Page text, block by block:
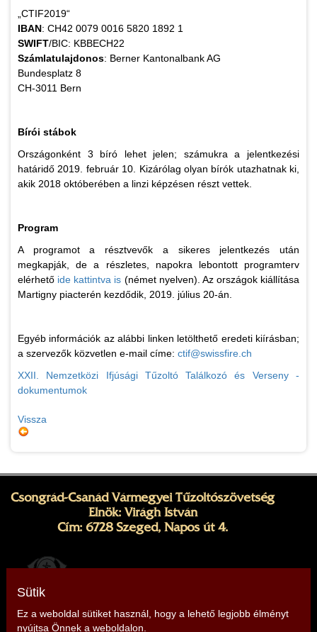
„CTIF2019“
IBAN: CH42 0079 0016 5820 1892 1
SWIFT/BIC: KBBECH22
Számlatulajdonos: Berner Kantonalbank AG
Bundesplatz 8
CH-3011 Bern
Bírói stábok
Országonként 3 bíró lehet jelen; számukra a jelentkezési
határidő 2019. február 10. Kizárólag olyan bírók utazhatnak ki,
akik 2018 októberében a linzi képzésen részt vettek.
Program
A programot a résztvevők a sikeres jelentkezés után
megkapják, de a részletes, napokra lebontott programterv
elérhető ide kattintva is (német nyelven). Az országok kiállítása
Martigny piacterén kezdődik, 2019. július 20-án.
Egyéb információk az alábbi linken letölthető eredeti kiírásban;
a szervezők közvetlen e-mail címe: ctif@swissfire.ch
XXII. Nemzetközi Ifjúsági Tűzoltó Találkozó és Verseny -
dokumentumok
Vissza
Csongrád-Csanád Vármegyei Tűzoltószövetség
Elnök: Virágh István
Cím: 6728 Szeged, Napos út 4.
Sütik
Ez a weboldal sütiket használ, hogy a lehető legjobb élményt
nyújtsa Önnek a weboldalon.